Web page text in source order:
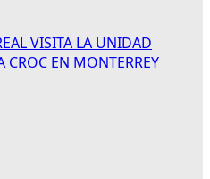
VISITA LA UNIDAD
EN MONTERREY